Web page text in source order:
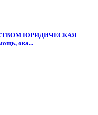
ЮРИДИЧЕСКАЯ
ока...